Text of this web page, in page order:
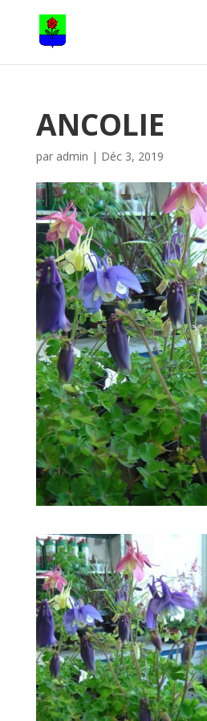
ANCOLIE
par admin | Déc 3, 2019